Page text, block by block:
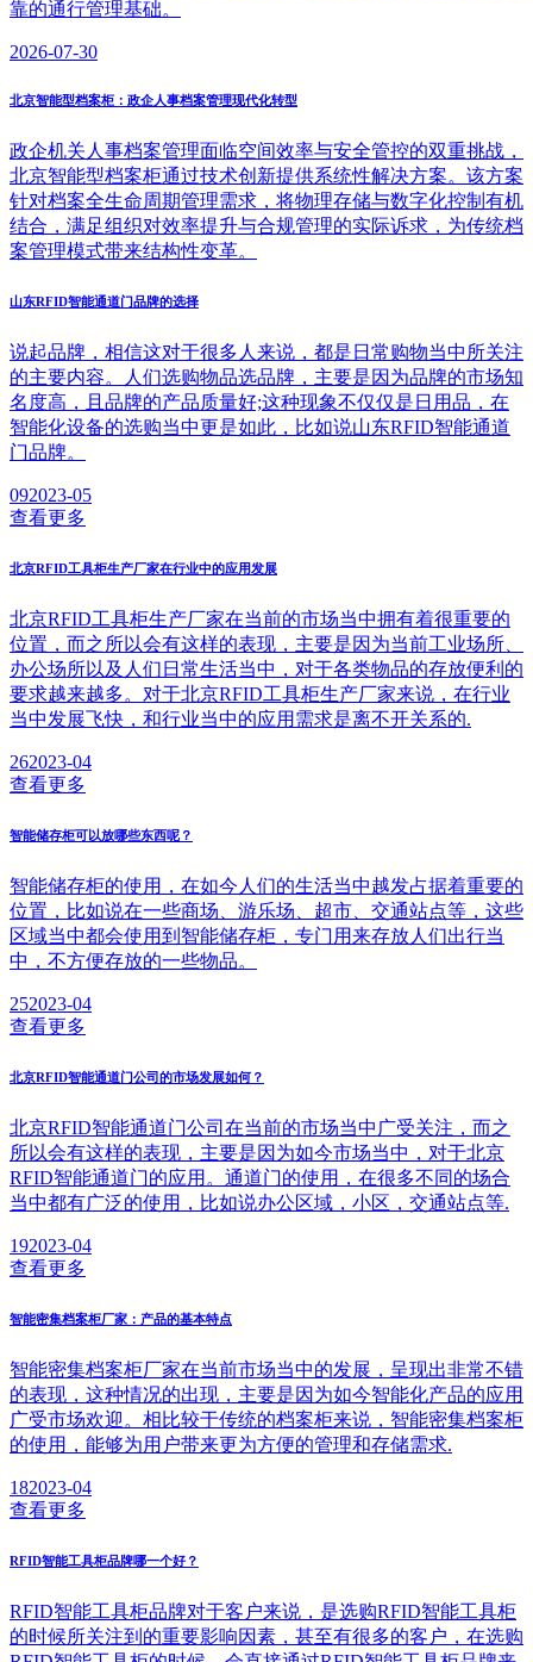
靠的通行管理基础。
2026-07-30
北京智能型档案柜：政企人事档案管理现代化转型
政企机关人事档案管理面临空间效率与安全管控的双重挑战，
北京智能型档案柜通过技术创新提供系统性解决方案。该方案
针对档案全生命周期管理需求，将物理存储与数字化控制有机
结合，满足组织对效率提升与合规管理的实际诉求，为传统档
案管理模式带来结构性变革。
山东RFID智能通道门品牌的选择
说起品牌，相信这对于很多人来说，都是日常购物当中所关注
的主要内容。人们选购物品选品牌，主要是因为品牌的市场知
名度高，且品牌的产品质量好;这种现象不仅仅是日用品，在
智能化设备的选购当中更是如此，比如说山东RFID智能通道
门品牌。
092023-05
查看更多
北京RFID工具柜生产厂家在行业中的应用发展
北京RFID工具柜生产厂家在当前的市场当中拥有着很重要的
位置，而之所以会有这样的表现，主要是因为当前工业场所、
办公场所以及人们日常生活当中，对于各类物品的存放便利的
要求越来越多。对于北京RFID工具柜生产厂家来说，在行业
当中发展飞快，和行业当中的应用需求是离不开关系的.
262023-04
查看更多
智能储存柜可以放哪些东西呢？
智能储存柜的使用，在如今人们的生活当中越发占据着重要的
位置，比如说在一些商场、游乐场、超市、交通站点等，这些
区域当中都会使用到智能储存柜，专门用来存放人们出行当
中，不方便存放的一些物品。
252023-04
查看更多
北京RFID智能通道门公司的市场发展如何？
北京RFID智能通道门公司在当前的市场当中广受关注，而之
所以会有这样的表现，主要是因为如今市场当中，对于北京
RFID智能通道门的应用。通道门的使用，在很多不同的场合
当中都有广泛的使用，比如说办公区域，小区，交通站点等.
192023-04
查看更多
智能密集档案柜厂家：产品的基本特点
智能密集档案柜厂家在当前市场当中的发展，呈现出非常不错
的表现，这种情况的出现，主要是因为如今智能化产品的应用
广受市场欢迎。相比较于传统的档案柜来说，智能密集档案柜
的使用，能够为用户带来更为方便的管理和存储需求.
182023-04
查看更多
RFID智能工具柜品牌哪一个好？
RFID智能工具柜品牌对于客户来说，是选购RFID智能工具柜
的时候所关注到的重要影响因素，甚至有很多的客户，在选购